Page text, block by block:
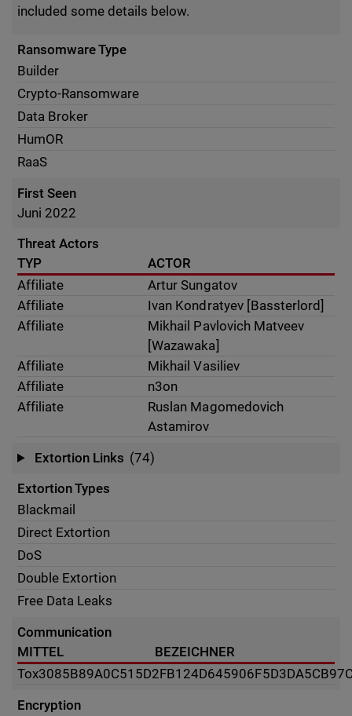
included some details below.
Ransomware Type
Builder
Crypto-Ransomware
Data Broker
HumOR
RaaS
First Seen
Juni 2022
Threat Actors
TYP
ACTOR
Affiliate
Artur Sungatov
Affiliate
Ivan Kondratyev [Bassterlord]
Affiliate
Mikhail Pavlovich Matveev
[Wazawaka]
Affiliate
Mikhail Vasiliev
Affiliate
n3on
Affiliate
Ruslan Magomedovich
Astamirov
Extortion Links (74)
Extortion Types
Blackmail
Direct Extortion
DoS
Double Extortion
Free Data Leaks
Communication
MITTEL
BEZEICHNER
Tox
Encryption